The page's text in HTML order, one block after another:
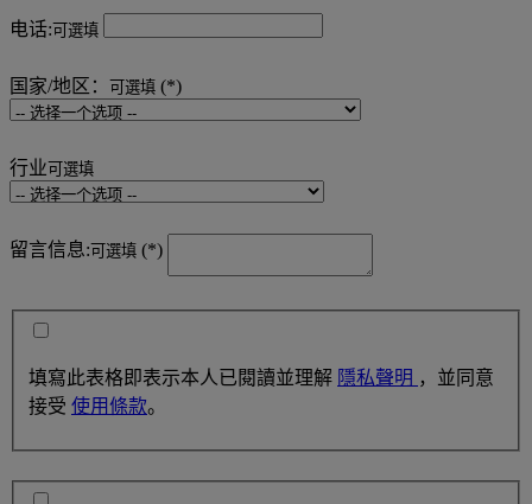
电话: 可選填
国家/地区： 可選填
行业 可選填
留言信息: 可選填
填寫此表格即表示本人已閱讀並理解 隱私聲明 ，並同意
接受 使用條款。